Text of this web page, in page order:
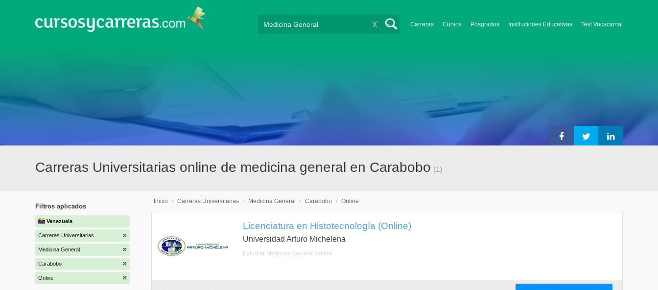
Carreras Cursos Posgrados Instituciones Educativas Test Vocacional
X
Carreras Universitarias online de medicina general en Carabobo (1)
Filtros aplicados
Venezuela
Carreras Universitarias
Medicina General
Carabobo
Online
Inicio / Carreras Universitarias / Medicina General / Carabobo / Online
Licenciatura en Histotecnología (Online)
Universidad Arturo Michelena
Estudiar Medicina General online